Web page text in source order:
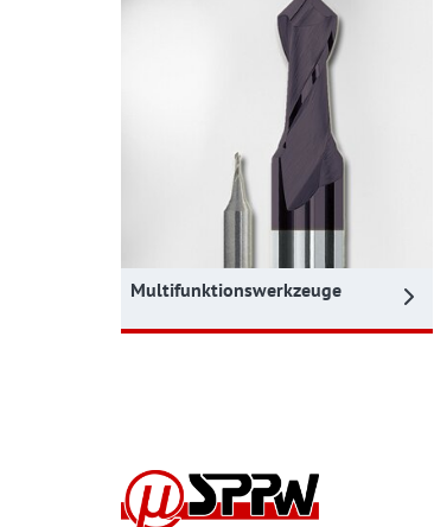
Multifunktionswerkzeuge